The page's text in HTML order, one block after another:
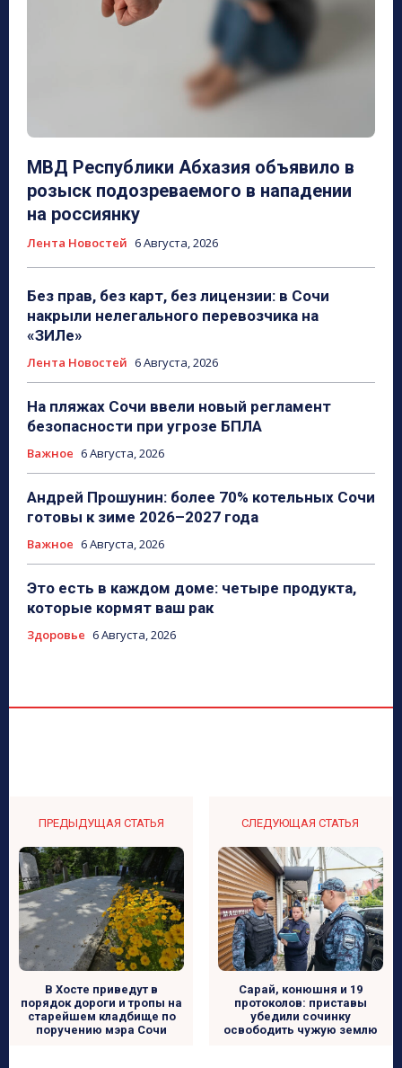
МВД Республики Абхазия объявило в
розыск подозреваемого в нападении
на россиянку
Лента Новостей 6 Августа, 2026
Без прав, без карт, без лицензии: в Сочи
накрыли нелегального перевозчика на
«ЗИЛе»
Лента Новостей 6 Августа, 2026
На пляжах Сочи ввели новый регламент
безопасности при угрозе БПЛА
Важное 6 Августа, 2026
Андрей Прошунин: более 70% котельных Сочи
готовы к зиме 2026–2027 года
Важное 6 Августа, 2026
Это есть в каждом доме: четыре продукта,
которые кормят ваш рак
Здоровье 6 Августа, 2026
ПРЕДЫДУЩАЯ СТАТЬЯ
В Хосте приведут в
порядок дороги и тропы на
старейшем кладбище по
поручению мэра Сочи
СЛЕДУЮЩАЯ СТАТЬЯ
Сарай, конюшня и 19
протоколов: приставы
убедили сочинку
освободить чужую землю